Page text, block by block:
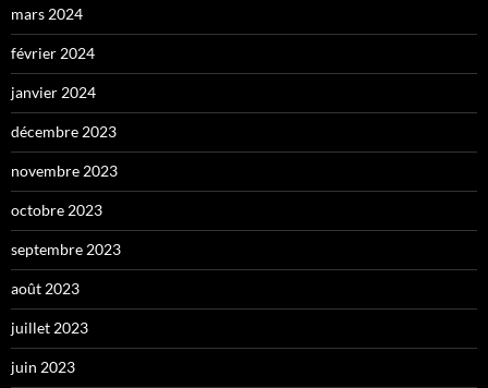
mars 2024
février 2024
janvier 2024
décembre 2023
novembre 2023
octobre 2023
septembre 2023
août 2023
juillet 2023
juin 2023